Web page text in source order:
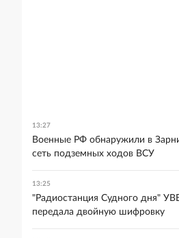
13:27
Военные РФ обнаружили в
сеть подземных ходов ВСУ
13:25
"Радиостанция Судного дня"
передала двойную шифровку